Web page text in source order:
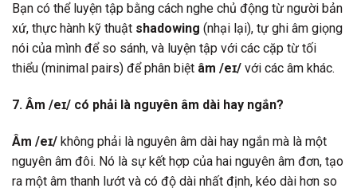
Bạn có thể luyện tập bằng cách nghe chủ động từ người bản
xứ, thực hành kỹ thuật shadowing (nhại lại), tự ghi âm giọng
nói của mình để so sánh, và luyện tập với các cặp từ tối
thiểu (minimal pairs) để phân biệt âm /eɪ/ với các âm khác.
7. Âm /eɪ/ có phải là nguyên âm dài hay ngắn?
Âm /eɪ/ không phải là nguyên âm dài hay ngắn mà là một
nguyên âm đôi. Nó là sự kết hợp của hai nguyên âm đơn, tạo
ra một âm thanh lướt và có độ dài nhất định, kéo dài hơn so